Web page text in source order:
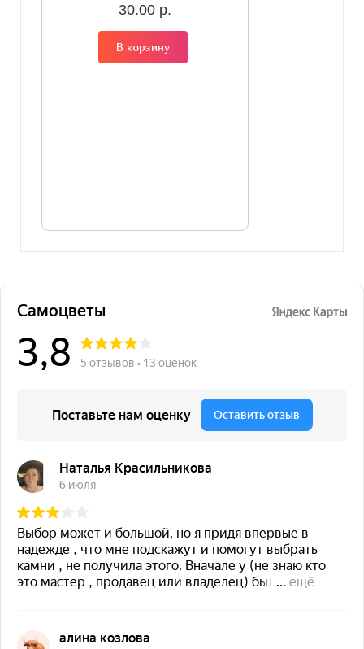
30.00 р.
В корзину